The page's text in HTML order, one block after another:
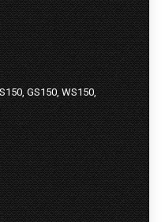
GS150, WS150,